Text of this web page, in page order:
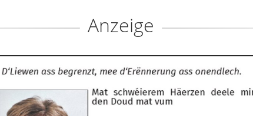
Anzeige